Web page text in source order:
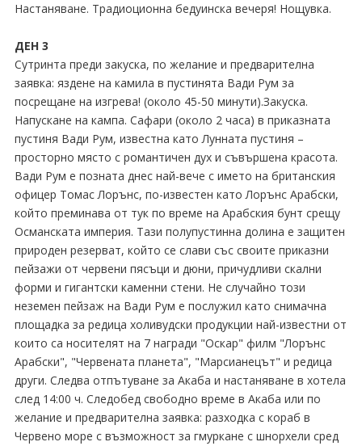
Настаняване. Традиоционна бедуинска вечеря! Нощувка.
ДЕН 3
Сутринта преди закуска, по желание и предварителна
заявка: яздене на камила в пустинята Вади Рум за
посрещане на изгрева! (около 45-50 минути).Закуска.
Напускане на кампа. Сафари (около 2 часа) в приказната
пустиня Вади Рум, известна като Лунната пустиня –
просторно място с романтичен дух и съвършена красота.
Вади Рум е позната днес най-вече с името на британския
офицер Томас Лорънс, по-известен като Лорънс Арабски,
който преминава от тук по време на Арабския бунт срещу
Османската империя. Тази полупустинна долина е защитен
природен резерват, който се слави със своите приказни
пейзажи от червени пясъци и дюни, причудливи скални
форми и гигантски каменни стени. Не случайно този
неземен пейзаж на Вади Рум е послужил като снимачна
площадка за редица холивудски продукции най-известни от
които са носителят на 7 награди "Оскар" филм "Лорънс
Арабски", "Червената планета", "Марсианецът" и редица
други. Следва отпътуване за Акаба и настаняване в хотела
след 14:00 ч. Следобед свободно време в Акаба или по
желание и предварителна заявка: разходка с кораб в
Червено море с възможност за гмуркане с шнорхели сред